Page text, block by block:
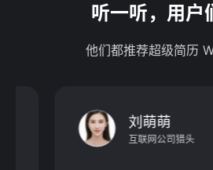
听一听，用户
他们都推荐超级简历
刘萌萌
互联网公司猎头